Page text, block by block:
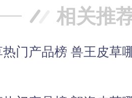
相关推
门产品榜 兽王皮草